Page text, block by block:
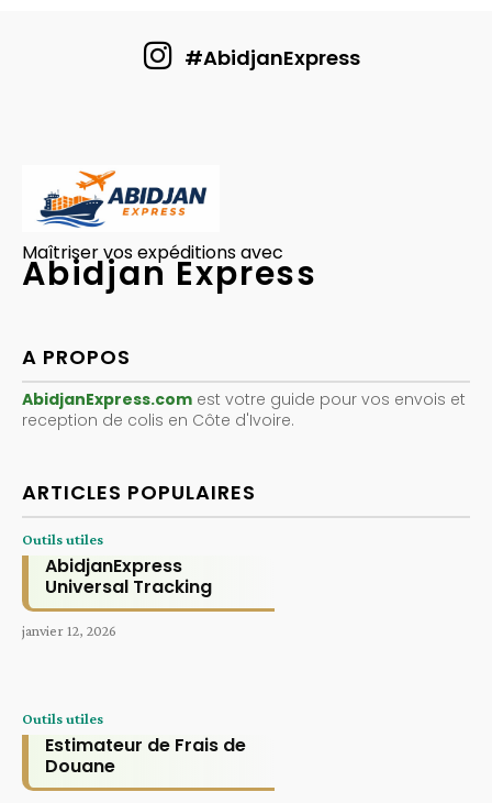
#AbidjanExpress
Maîtriser vos expéditions avec
Abidjan Express
A PROPOS
AbidjanExpress.com est votre guide pour vos envois et
reception de colis en Côte d'Ivoire.
ARTICLES POPULAIRES
Outils utiles
AbidjanExpress
Universal Tracking
janvier 12, 2026
Outils utiles
Estimateur de Frais de
Douane